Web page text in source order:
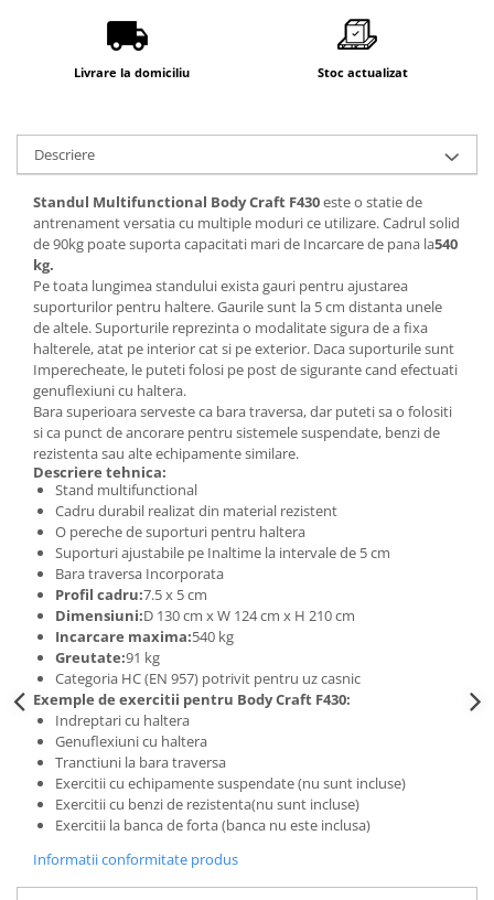
Livrare la domiciliu Stoc actualizat
Descriere
Standul Multifunctional Body Craft F430este o statie de
antrenament versatia cu multiple moduri ce utilizare. Cadrul solid
de 90kg poate suporta capacitati mari de Incarcare de pana la540
kg.
Pe toata lungimea standului exista gauri pentru ajustarea
suporturilor pentru haltere. Gaurile sunt la 5 cm distanta unele
de altele. Suporturile reprezinta o modalitate sigura de a fixa
halterele, atat pe interior cat si pe exterior. Daca suporturile sunt
Imperecheate, le puteti folosi pe post de sigurante cand efectuati
genuflexiuni cu haltera.
Bara superioara serveste ca bara traversa, dar puteti sa o folositi
si ca punct de ancorare pentru sistemele suspendate, benzi de
rezistenta sau alte echipamente similare.
Descriere tehnica:
Stand multifunctional
Cadru durabil realizat din material rezistent
O pereche de suporturi pentru haltera
Suporturi ajustabile pe Inaltime la intervale de 5 cm
Bara traversa Incorporata
Profil cadru:7.5 x 5 cm
Dimensiuni:D 130 cm x W 124 cm x H 210 cm
Incarcare maxima:540 kg
Greutate:91 kg
Categoria HC (EN 957) potrivit pentru uz casnic
Exemple de exercitii pentru Body Craft F430:
Indreptari cu haltera
Genuflexiuni cu haltera
Tranctiuni la bara traversa
Exercitii cu echipamente suspendate (nu sunt incluse)
Exercitii cu benzi de rezistenta(nu sunt incluse)
Exercitii la banca de forta (banca nu este inclusa)
Informatii conformitate produs